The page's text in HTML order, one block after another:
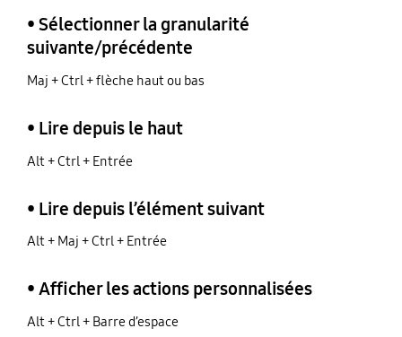
• Sélectionner la granularité
suivante/précédente
Maj + Ctrl + flèche haut ou bas
• Lire depuis le haut
Alt + Ctrl + Entrée
• Lire depuis l’élément suivant
Alt + Maj + Ctrl + Entrée
• Afficher les actions personnalisées
Alt + Ctrl + Barre d’espace